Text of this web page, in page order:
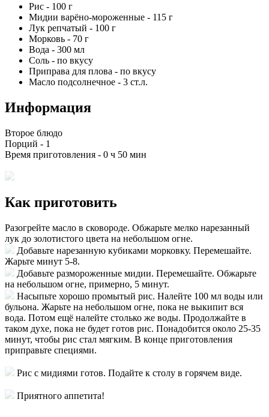
Рис - 100 г
Мидии варёно-мороженные - 115 г
Лук репчатый - 100 г
Морковь - 70 г
Вода - 300 мл
Соль - по вкусу
Приправа для плова - по вкусу
Масло подсолнечное - 3 ст.л.
Информация
Второе блюдо
Порций - 1
Время приготовления - 0 ч 50 мин
Как приготовить
Разогрейте масло в сковороде. Обжарьте мелко нарезанный
лук до золотистого цвета на небольшом огне.
Добавьте нарезанную кубиками морковку. Перемешайте.
Жарьте минут 5-8.
Добавьте размороженные мидии. Перемешайте. Обжарьте
на небольшом огне, примерно, 5 минут.
Насыпьте хорошо промытый рис. Налейте 100 мл воды или
бульона. Жарьте на небольшом огне, пока не выкипит вся
вода. Потом ещё налейте столько же воды. Продолжайте в
таком духе, пока не будет готов рис. Понадобится около 25-35
минут, чтобы рис стал мягким. В конце приготовления
приправьте специями.
Рис с мидиями готов. Подайте к столу в горячем виде.
Приятного аппетита!